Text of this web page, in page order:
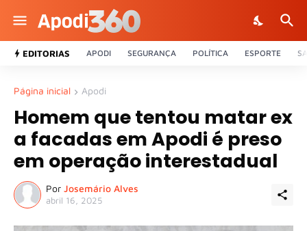
EDITORIAS APODI SEGURANÇA POLÍTICA ESPORTE
Página inicial Apodi
Homem que tentou matar ex
a facadas em Apodi é preso
em operação interestadual
Por Josemário Alves
abril 16, 2025